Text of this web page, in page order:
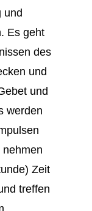
und
Es geht
des
und
und
werden
nehmen
Zeit
treffen